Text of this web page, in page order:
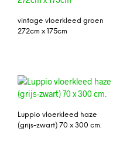
vintage vloerkleed groen
272cm x 175cm
Luppio vloerkleed haze
(grijs-zwart) 70 x 300 cm.